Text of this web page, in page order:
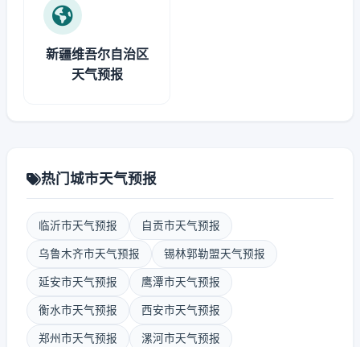
新疆维吾尔自治区
天气预报
热门城市天气预报
临沂市天气预报 自贡市天气预报
乌鲁木齐市天气预报 锡林郭勒盟天气预报
延安市天气预报 鹰潭市天气预报
衡水市天气预报 西安市天气预报
郑州市天气预报 漯河市天气预报